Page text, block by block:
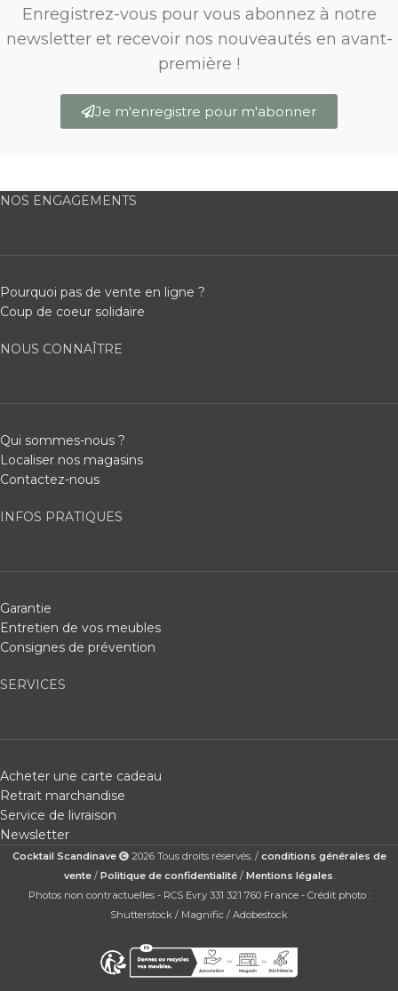
Enregistrez-vous pour vous abonnez à notre
newsletter et recevoir nos nouveautés en avant-
première !
Je m'enregistre pour m'abonner
NOS ENGAGEMENTS
Pourquoi pas de vente en ligne ?
Coup de coeur solidaire
NOUS CONNAÎTRE
Qui sommes-nous ?
Localiser nos magasins
Contactez-nous
INFOS PRATIQUES
Garantie
Entretien de vos meubles
Consignes de prévention
SERVICES
Acheter une carte cadeau
Retrait marchandise
Service de livraison
Newsletter
Cocktail Scandinave 2026 Tous droits réservés. / conditions générales de
vente/ Politique de confidentialité/ Mentions légales
Photos non contractuelles - RCS Evry 331 321 760 France - Crédit photo :
Shutterstock / Magnific / Adobestock